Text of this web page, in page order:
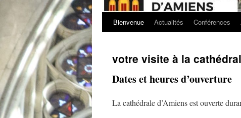
Bienvenue Actualités Conférences
votre visite à la
Dates et heures d’ouverture
La cathédrale d’Amiens est ouverte